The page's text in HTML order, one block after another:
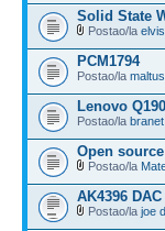
Solid State
Postao/la elvis
PCM1794
Postao/la maltus
Lenovo
Postao/la branet
Open
Postao/la
AK4396
Postao/la joe